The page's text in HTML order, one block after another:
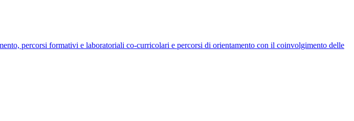
percorsi formativi e laboratoriali co-curricolari e percorsi di orientamento con il coinvolgimento delle